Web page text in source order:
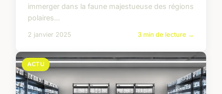
immerger dans la faune majestueuse des régions
polaires...
2 janvier 2025 3 min de lecture →
ACTU